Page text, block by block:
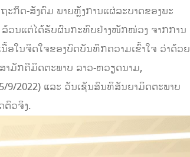
ກິດ-ສັງຄົມ ພາຍຫຼັງການແຜ່ລະບາດຂອງພະ
ລ້ວນແຕ່ໄດ້ຮັບຜົນກະທົບຢ່າງໜັກໜ່ວງ ຈາກການ
ອໃນຈິດໃຈຂອງບົດບັນທຶກຄວາມເຂົ້າໃຈ ວ່າດ້ວຍ
າມັກຄີມິດຕະພາບ ລາວ-ຫວຽດນາມ,
9/2022) ແລະ ວັນເຊັນສົນທິສັນຍາມິດຕະພາບ
ຕົວຈິງ.